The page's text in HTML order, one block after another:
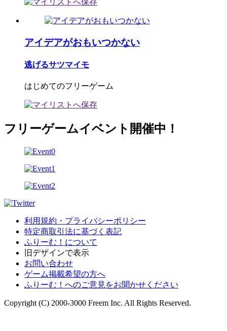
アイデアがおもいつかない
逃げるサツマイモ
はじめてのフリーゲーム
フリーゲームイベント開催中！
利用規約・プライバシーポリシー
特定商取引法に基づく表記
ふりーむ！について
旧デザインで表示
お問い合わせ
ゲーム掲載希望の方へ
ふりーむ！へのご意見をお聞かせください
Copyright (C) 2000-3000 Freem Inc. All Rights Reserved.